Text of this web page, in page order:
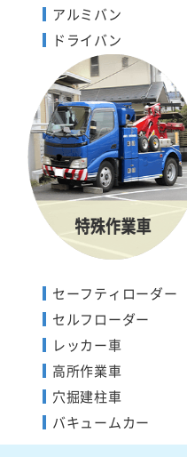
アルミバン
ドライバン
セーフティローダー
セルフローダー
レッカー車
高所作業車
穴掘建柱車
バキュームカー